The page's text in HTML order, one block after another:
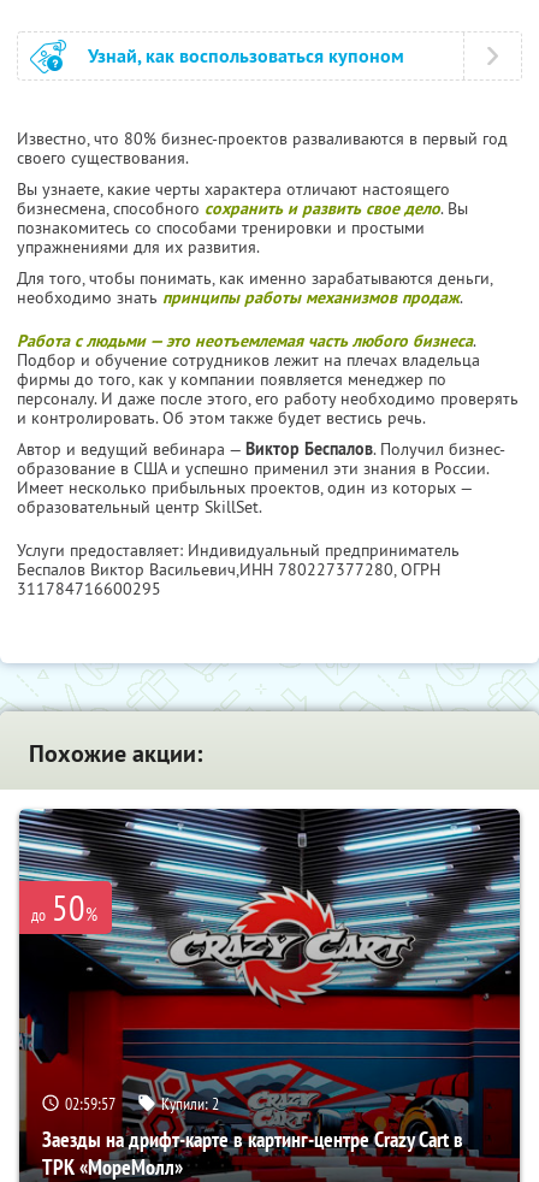
Узнай, как воспользоваться купоном
Известно, что 80% бизнес-проектов разваливаются в первый год
своего существования.
Вы узнаете, какие черты характера отличают настоящего
бизнесмена, способного сохранить и развить свое дело. Вы
познакомитесь со способами тренировки и простыми
упражнениями для их развития.
Для того, чтобы понимать, как именно зарабатываются деньги,
необходимо знать принципы работы механизмов продаж.
Работа с людьми — это неотъемлемая часть любого бизнеса.
Подбор и обучение сотрудников лежит на плечах владельца
фирмы до того, как у компании появляется менеджер по
персоналу. И даже после этого, его работу необходимо проверять
и контролировать. Об этом также будет вестись речь.
Автор и ведущий вебинара — Виктор Беспалов. Получил бизнес-
образование в США и успешно применил эти знания в России.
Имеет несколько прибыльных проектов, один из которых —
образовательный центр SkillSet.
Услуги предоставляет: Индивидуальный предприниматель
Беспалов Виктор Васильевич,ИНН 780227377280, ОГРН
311784716600295
Похожие акции:
до 50%
02:59:57 Купили:2
Заезды на дрифт-карте в картинг-центре Crazy Cart в
ТРК «МореМолл»